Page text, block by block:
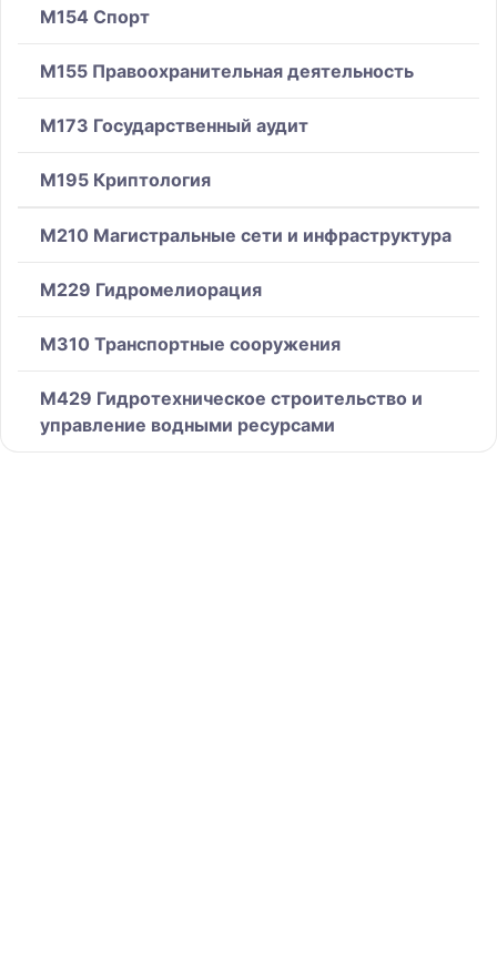
M154 Спорт
M155 Правоохранительная деятельность
M173 Государственный аудит
M195 Криптология
M210 Магистральные сети и инфраструктура
M229 Гидромелиорация
M310 Транспортные сооружения
M429 Гидротехническое строительство и
управление водными ресурсами